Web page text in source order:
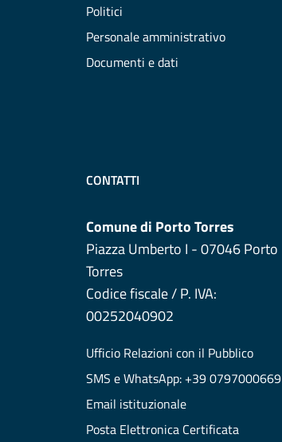
Politici
Personale amministrativo
Documenti e dati
CONTATTI
Comune di Porto Torres
Piazza Umberto I - 07046 Porto
Torres
Codice fiscale / P. IVA:
00252040902
Ufficio Relazioni con il Pubblico
SMS e WhatsApp: +39 0797000669
Email istituzionale
Posta Elettronica Certificata